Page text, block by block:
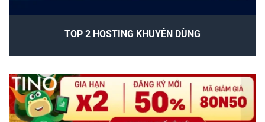
TOP 2 HOSTING KHUYÊN DÙNG